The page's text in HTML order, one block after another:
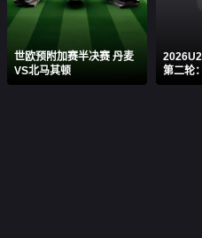
世欧预附加赛半决赛 丹麦
VS北马其顿
第二轮